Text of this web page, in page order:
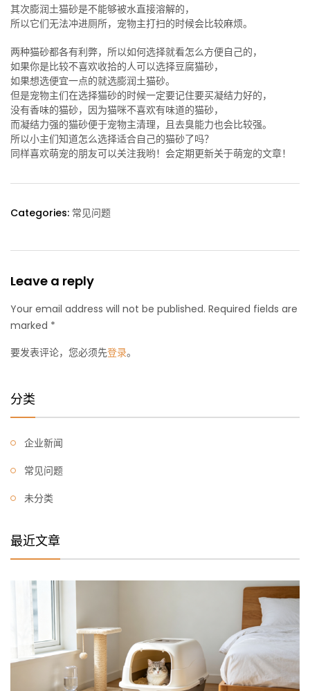
其次膨润土猫砂是不能够被水直接溶解的，
所以它们无法冲进厕所，宠物主打扫的时候会比较麻烦。
两种猫砂都各有利弊，所以如何选择就看怎么方便自己的，
如果你是比较不喜欢收拾的人可以选择豆腐猫砂，
如果想选便宜一点的就选膨润土猫砂。
但是宠物主们在选择猫砂的时候一定要记住要买凝结力好的，
没有香味的猫砂，因为猫咪不喜欢有味道的猫砂，
而凝结力强的猫砂便于宠物主清理，且去臭能力也会比较强。
所以小主们知道怎么选择适合自己的猫砂了吗？
同样喜欢萌宠的朋友可以关注我哟！会定期更新关于萌宠的文章！
Categories: 常见问题
Leave a reply
Your email address will not be published. Required fields are
marked *
要发表评论，您必须先登录。
分类
企业新闻
常见问题
未分类
最近文章